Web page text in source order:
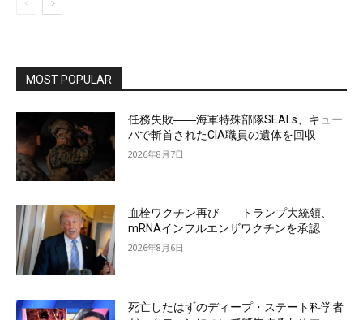
MOST POPULAR
任務失敗――海軍特殊部隊SEALs、キュー
バで斬首されたCIA職員の遺体を回収
2026年8月7日
血栓ワクチン再び――トランプ大統領、
mRNAインフルエンザワクチンを承認
2026年8月6日
死亡したはずのディープ・ステート科学者